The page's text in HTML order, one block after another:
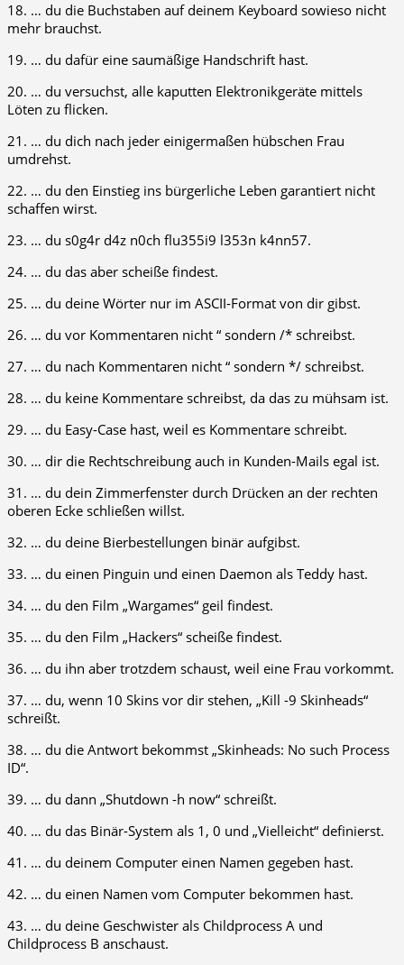
18. … du die Buchstaben auf deinem Keyboard sowieso nicht
mehr brauchst.
19. … du dafür eine saumäßige Handschrift hast.
20. … du versuchst, alle kaputten Elektronikgeräte mittels
Löten zu flicken.
21. … du dich nach jeder einigermaßen hübschen Frau
umdrehst.
22. … du den Einstieg ins bürgerliche Leben garantiert nicht
schaffen wirst.
23. … du s0g4r d4z n0ch flu355i9 l353n k4nn57.
24. … du das aber scheiße findest.
25. … du deine Wörter nur im ASCII-Format von dir gibst.
26. … du vor Kommentaren nicht “ sondern /* schreibst.
27. … du nach Kommentaren nicht “ sondern */ schreibst.
28. … du keine Kommentare schreibst, da das zu mühsam ist.
29. … du Easy-Case hast, weil es Kommentare schreibt.
30. … dir die Rechtschreibung auch in Kunden-Mails egal ist.
31. … du dein Zimmerfenster durch Drücken an der rechten
oberen Ecke schließen willst.
32. … du deine Bierbestellungen binär aufgibst.
33. … du einen Pinguin und einen Daemon als Teddy hast.
34. … du den Film „Wargames“ geil findest.
35. … du den Film „Hackers“ scheiße findest.
36. … du ihn aber trotzdem schaust, weil eine Frau vorkommt.
37. … du, wenn 10 Skins vor dir stehen, „Kill -9 Skinheads“
schreißt.
38. … du die Antwort bekommst „Skinheads: No such Process
ID“.
39. … du dann „Shutdown -h now“ schreißt.
40. … du das Binär-System als 1, 0 und „Vielleicht“ definierst.
41. … du deinem Computer einen Namen gegeben hast.
42. … du einen Namen vom Computer bekommen hast.
43. … du deine Geschwister als Childprocess A und
Childprocess B anschaust.